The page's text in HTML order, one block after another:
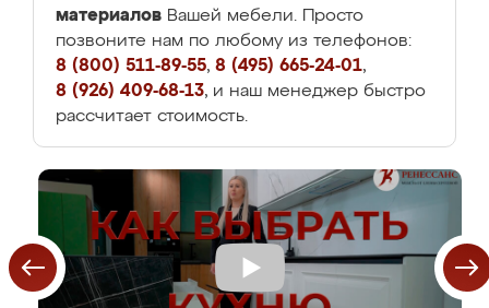
материалов Вашей мебели. Просто
позвоните нам по любому из телефонов:
8 (800) 511-89-55, 8 (495) 665-24-01,
8 (926) 409-68-13, и наш менеджер быстро
рассчитает стоимость.